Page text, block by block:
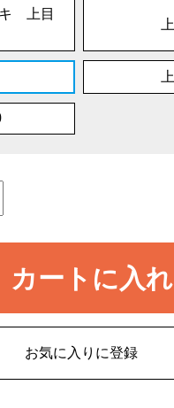
上目
カートに入
お気に入りに登録